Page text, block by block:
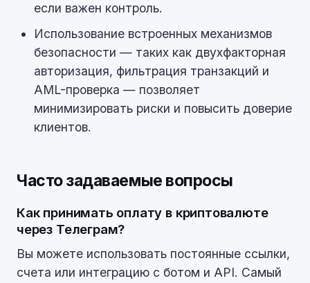
если важен контроль.
Использование встроенных механизмов
безопасности — таких как двухфакторная
авторизация, фильтрация транзакций и
AML-проверка — позволяет
минимизировать риски и повысить доверие
клиентов.
Часто задаваемые вопросы
Как принимать оплату в криптовалюте
через Телеграм?
Вы можете использовать постоянные ссылки,
счета или интеграцию с ботом и API. Самый